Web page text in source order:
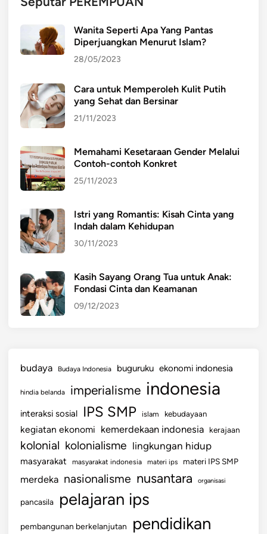
Wanita Seperti Apa Yang Pantas
Diperjuangkan Menurut Islam?
28/05/2023
Cara untuk Memperoleh Kulit Putih
yang Sehat dan Bersinar
21/11/2023
Memahami Kesetaraan Gender Melalui
Contoh-contoh Konkret
25/11/2023
Istri yang Romantis: Kisah Cinta yang
Indah dalam Kehidupan
30/11/2023
Kasih Sayang Orang Tua untuk Anak:
Fondasi Cinta dan Keamanan
09/12/2023
budaya Budaya Indonesia buguruku ekonomi indonesia
hindia belanda imperialisme indonesia
interaksi sosial IPS SMP islam kebudayaan
kegiatan ekonomi kemerdekaan indonesia kerajaan
kolonial kolonialisme lingkungan hidup
masyarakat masyarakat indonesia materi ips materi IPS SMP
merdeka nasionalisme nusantara organisasi
pancasila pelajaran ips
pembangunan berkelanjutan pendidikan